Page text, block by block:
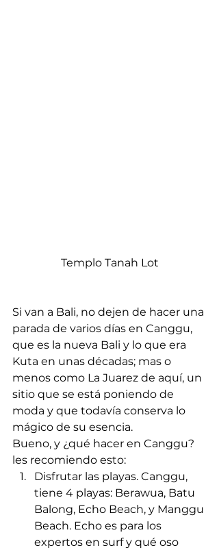
Templo Tanah Lot
Si van a Bali, no dejen de hacer una
parada de varios días en Canggu,
que es la nueva Bali y lo que era
Kuta en unas décadas; mas o
menos como La Juarez de aquí, un
sitio que se está poniendo de
moda y que todavía conserva lo
mágico de su esencia.
Bueno, y ¿qué hacer en Canggu?
les recomiendo esto:
Disfrutar las playas. Canggu,
tiene 4 playas: Berawua, Batu
Balong, Echo Beach, y Manggu
Beach. Echo es para los
expertos en surf y qué oso